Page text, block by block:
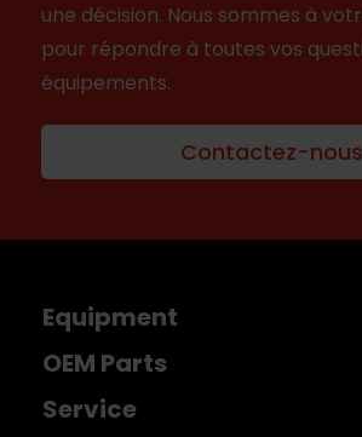
une décision. Nous sommes à
pour répondre à toutes vos
équipements.
Contactez-nous
Equipment
OEM Parts
Service